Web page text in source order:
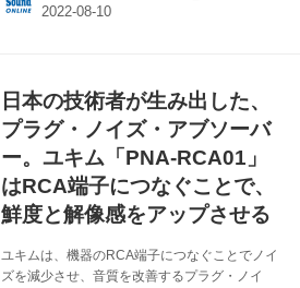
RCA01」に続く待望のニュー・アイテムで、端
ジタル回路、マイコン、スイッチング電源な
ど）を吸収し、本来の音楽及び映像信号を整え
るコンディショナーとして機能する。 音質面の
効果として...
日本の技術者が生み出した、
プラグ・ノイズ・アブソーバ
ー。ユキム「PNA-RCA01」
はRCA端子につなぐことで、
鮮度と解像感をアップさせる
ユキムは、機器のRCA端子につなぐことでノイ
ズを減少させ、音質を改善するプラグ・ノイ